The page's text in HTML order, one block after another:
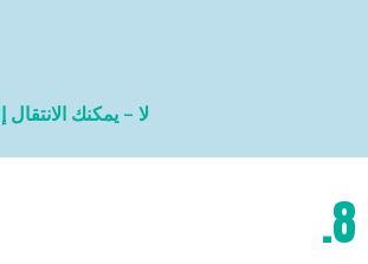
لا – يمكنك
8.